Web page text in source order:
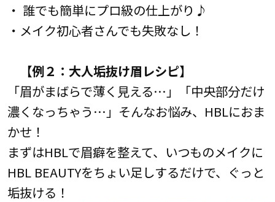
・ 誰でも簡単にプロ級の仕上がり♪
・メイク初心者さんでも失敗なし！
【例２：大人垢抜け眉レシピ】
「眉がまばらで薄く見える…」「中央部分だけ
濃くなっちゃう…」そんなお悩み、HBLにおま
かせ！
まずはHBLで眉癖を整えて、いつものメイクに
HBL BEAUTYをちょい足しするだけで、ぐっと
垢抜ける！